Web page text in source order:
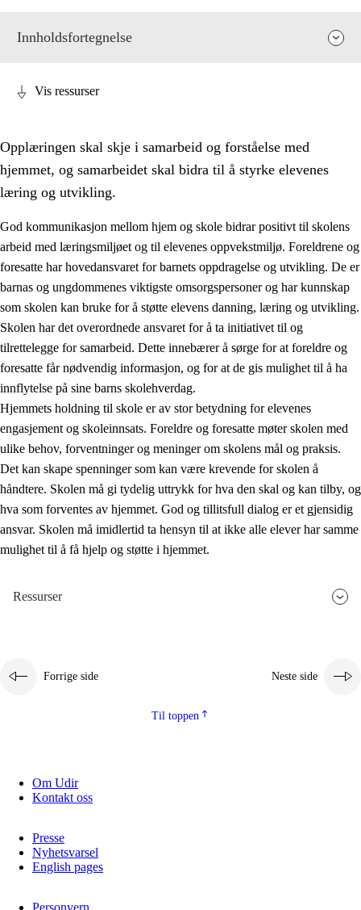
Innholdsfortegnelse
3. Prinsipper for skolens praksis
3.1 Et inkluderende læringsmiljø
3.2 Undervisning og tilpasset opplæring
3.3 Samarbeid mellom hjem og skole
3.4 Opplæring i lærebedrift og arbeidsliv
3.5 Profesjonsfellesskap og skoleutvikling
Vis ressurser
Opplæringen skal skje i samarbeid og forståelse med
hjemmet, og samarbeidet skal bidra til å styrke elevenes
læring og utvikling.
God kommunikasjon mellom hjem og skole bidrar positivt til skolens
arbeid med læringsmiljøet og til elevenes oppvekstmiljø. Foreldrene og
foresatte har hovedansvaret for barnets oppdragelse og utvikling. De er
barnas og ungdommenes viktigste omsorgspersoner og har kunnskap
som skolen kan bruke for å støtte elevens danning, læring og utvikling.
Skolen har det overordnede ansvaret for å ta initiativet til og
tilrettelegge for samarbeid. Dette innebærer å sørge for at foreldre og
foresatte får nødvendig informasjon, og for at de gis mulighet til å ha
innflytelse på sine barns skolehverdag.
Hjemmets holdning til skole er av stor betydning for elevenes
engasjement og skoleinnsats. Foreldre og foresatte møter skolen med
ulike behov, forventninger og meninger om skolens mål og praksis.
Det kan skape spenninger som kan være krevende for skolen å
håndtere. Skolen må gi tydelig uttrykk for hva den skal og kan tilby, og
hva som forventes av hjemmet. God og tillitsfull dialog er et gjensidig
ansvar. Skolen må imidlertid ta hensyn til at ikke alle elever har samme
mulighet til å få hjelp og støtte i hjemmet.
Ressurser
Forrige side Neste side
Til toppen
Om Udir
Kontakt oss
Presse
Nyhetsvarsel
English pages